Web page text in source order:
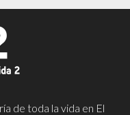
de toda la vida en El